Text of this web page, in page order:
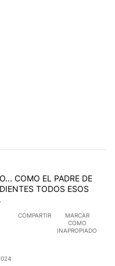
COMO EL PADRE DE
TODOS ESOS
COMPARTIR
MARCAR
COMO
INAPROPIADO